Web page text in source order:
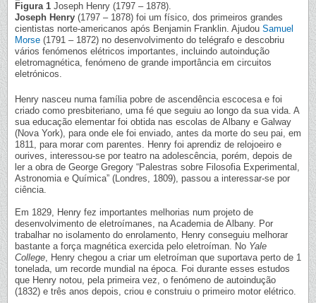
Figura 1 Joseph Henry (1797 – 1878).
Joseph Henry (1797 – 1878) foi um físico, dos primeiros grandes
cientistas norte-americanos após Benjamin Franklin. Ajudou Samuel
Morse (1791 – 1872) no desenvolvimento do telégrafo e descobriu
vários fenómenos elétricos importantes, incluindo autoindução
eletromagnética, fenómeno de grande importância em circuitos
eletrónicos.
Henry nasceu numa família pobre de ascendência escocesa e foi
criado como presbiteriano, uma fé que seguiu ao longo da sua vida. A
sua educação elementar foi obtida nas escolas de Albany e Galway
(Nova York), para onde ele foi enviado, antes da morte do seu pai, em
1811, para morar com parentes. Henry foi aprendiz de relojoeiro e
ourives, interessou-se por teatro na adolescência, porém, depois de
ler a obra de George Gregory “Palestras sobre Filosofia Experimental,
Astronomia e Química” (Londres, 1809), passou a interessar-se por
ciência.
Em 1829, Henry fez importantes melhorias num projeto de
desenvolvimento de eletroímanes, na Academia de Albany. Por
trabalhar no isolamento do enrolamento, Henry conseguiu melhorar
bastante a força magnética exercida pelo eletroíman. No Yale
College, Henry chegou a criar um eletroíman que suportava perto de 1
tonelada, um recorde mundial na época. Foi durante esses estudos
que Henry notou, pela primeira vez, o fenómeno de autoindução
(1832) e três anos depois, criou e construiu o primeiro motor elétrico.